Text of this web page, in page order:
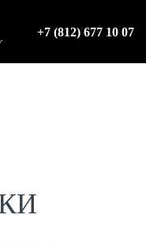
+7 (812) 677 10 07